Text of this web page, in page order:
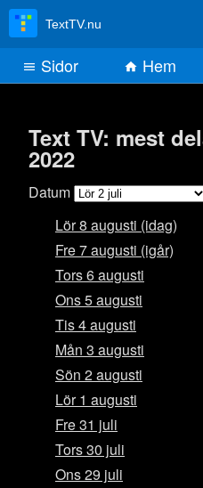
Text TV: mest
2022
Datum
Lör 8 augusti (idag)
Fre 7 augusti (igår)
Tors 6 augusti
Ons 5 augusti
Tis 4 augusti
Mån 3 augusti
Sön 2 augusti
Lör 1 augusti
Fre 31 juli
Tors 30 juli
Ons 29 juli
TextTV.nu
Sidor Hem